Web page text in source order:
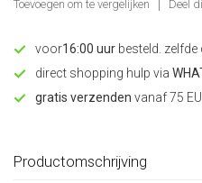
Toevoegen om te vergelijken Deel
voor16:00 uur besteld.
direct shopping hulp via
gratis verzenden vanaf 75
Productomschrijving